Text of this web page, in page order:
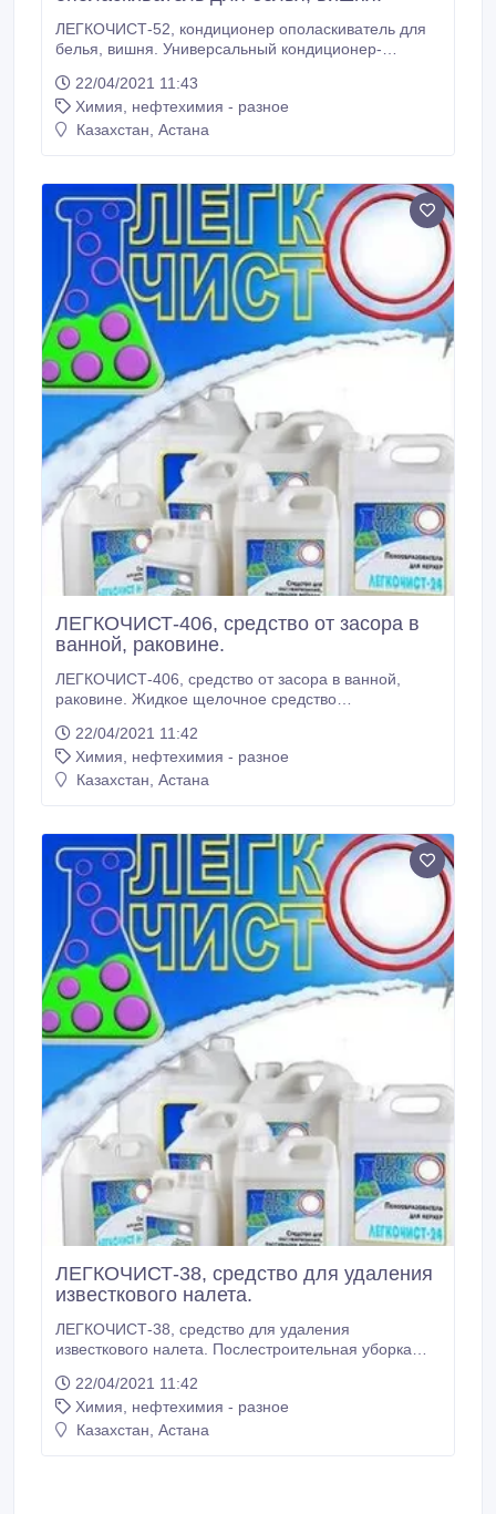
ЛЕГКОЧИСТ-52, кондиционер ополаскиватель для
белья, вишня. Универсальный кондиционер-
ополаскивания белья, придания белью мягкости и
яркости оттенков, снижения сминаемости тканей
после стирки и улучшения проглаживания тканей,
22/04/2021 11:43
Химия, нефтехимия - разное
Казахстан, Астана
ЛЕГКОЧИСТ-406, средство от засора в
ванной, раковине.
ЛЕГКОЧИСТ-406, средство от засора в ванной,
раковине. Жидкое щелочное средство
канализации, мытья животноводческих и иных
производственных помещений. А также для мойки и
обезжиривания пищевого оборудования, посуды,
22/04/2021 11:42
Химия, нефтехимия - разное
Казахстан, Астана
ЛЕГКОЧИСТ-38, средство для удаления
известкового налета.
ЛЕГКОЧИСТ-38, средство для удаления
известкового налета. Послестроительная уборка
цемента, ржавчины с технологического
оборудования и автотранспорта, высолов на
стенах. «ЛЕГКОЧИСТ-С», арт.38 безопасен для
22/04/2021 11:42
Химия, нефтехимия - разное
Казахстан, Астана